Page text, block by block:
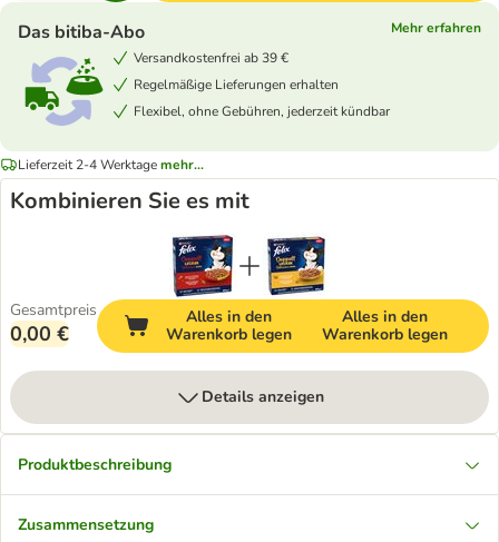
Das bitiba-Abo
Mehr erfahren
Versandkostenfrei ab 39 €
Regelmäßige Lieferungen erhalten
Flexibel, ohne Gebühren, jederzeit kündbar
Lieferzeit 2-4 Werktagemehr...
Kombinieren Sie es mit
Gesamtpreis
0,00 €
Alles in den
Warenkorb legen
Alles in den
Warenkorb legen
Details anzeigen
Produktbeschreibung
Zusammensetzung